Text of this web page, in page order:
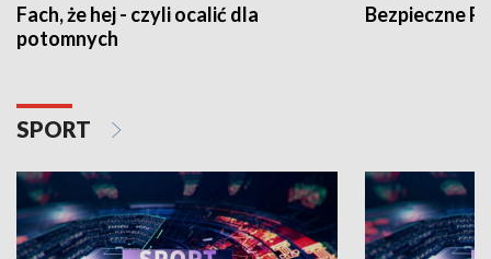
Fach, że hej - czyli ocalić dla
potomnych
Bezpieczne
SPORT